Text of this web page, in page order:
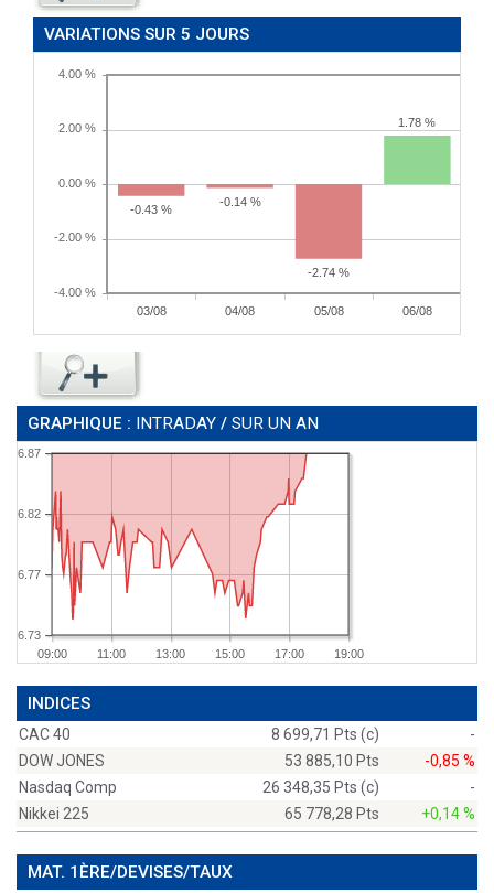
VARIATIONS SUR 5 JOURS
GRAPHIQUE : INTRADAY / SUR UN AN
09:00 11:00 13:00 15:00 17:00 19:00
6.73
6.77
6.82
6.87
INDICES
CAC 40 8 699,71 Pts (c)
-
DOW JONES
53 885,10 Pts
-0,85 %
Nasdaq Comp
26 348,35 Pts (c)
-
Nikkei 225
65 778,28 Pts +0,14 %
MAT. 1ÈRE/DEVISES/TAUX